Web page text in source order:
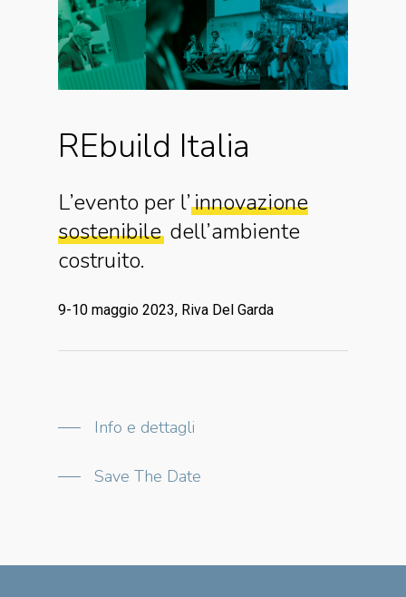
REbuild Italia
L’evento per l’innovazione
sostenibile dell’ambiente
costruito.
9-10 maggio 2023, Riva Del Garda
Info e dettagli
Save The Date